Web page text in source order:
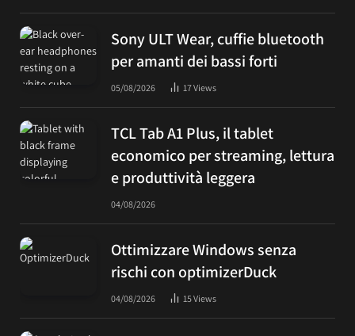
Sony ULT Wear, cuffie bluetooth
per amanti dei bassi forti
05/08/2026 17Views
TCL Tab A1 Plus, il tablet
economico per streaming, lettura
e produttività leggera
04/08/2026
Ottimizzare Windows senza
rischi con optimizerDuck
04/08/2026 15Views